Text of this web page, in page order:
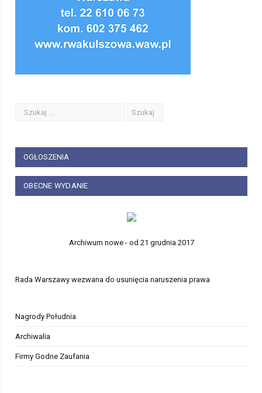
OGŁOSZENIA
OBECNE WYDANIE
Archiwum nowe - od 21 grudnia 2017
Rada Warszawy wezwana do usunięcia naruszenia prawa
Nagrody Południa
Archiwalia
Firmy Godne Zaufania